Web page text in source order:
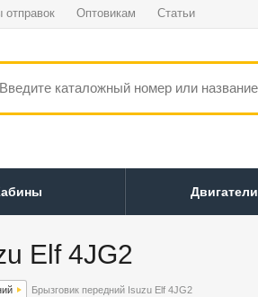
отправок Оптовикам Статьи
Двигатели
Elf 4JG2
Брызговик передний Isuzu Elf 4JG2